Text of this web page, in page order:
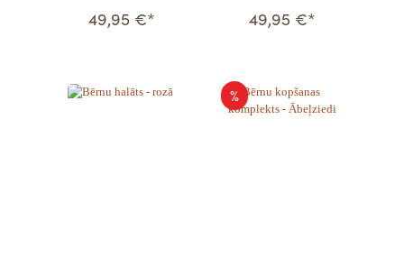
49,95 €*
49,95 €*
%